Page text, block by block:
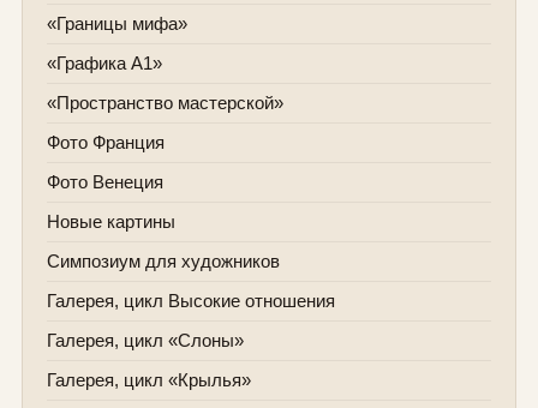
«Границы мифа»
«Графика А1»
«Пространство мастерской»
Фото Франция
Фото Венеция
Новые картины
Симпозиум для художников
Галерея, цикл Высокие отношения
Галерея, цикл «Слоны»
Галерея, цикл «Крылья»